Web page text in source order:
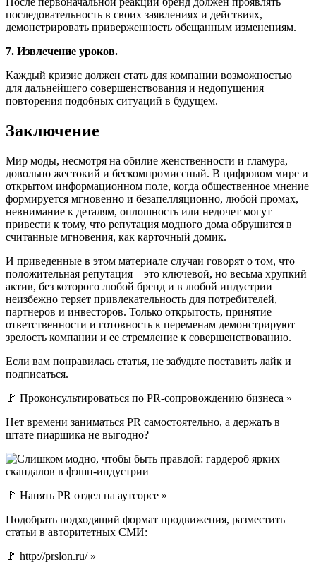
последовательность в своих заявлениях и действиях,
демонстрировать приверженность обещанным изменениям.
7. Извлечение уроков.
Каждый кризис должен стать для компании возможностью
для дальнейшего совершенствования и недопущения
повторения подобных ситуаций в будущем.
Заключение
Мир моды, несмотря на обилие женственности и гламура, –
довольно жестокий и бескомпромиссный. В цифровом мире и
открытом информационном поле, когда общественное мнение
формируется мгновенно и безапелляционно, любой промах,
невнимание к деталям, оплошность или недочет могут
привести к тому, что репутация модного дома обрушится в
считанные мгновения, как карточный домик.
И приведенные в этом материале случаи говорят о том, что
положительная репутация – это ключевой, но весьма хрупкий
актив, без которого любой бренд и в любой индустрии
неизбежно теряет привлекательность для потребителей,
партнеров и инвесторов. Только открытость, принятие
ответственности и готовность к переменам демонстрируют
зрелость компании и ее стремление к совершенствованию.
Если вам понравилась статья, не забудьте поставить лайк и
подписаться.
🚩 Проконсультироваться по PR-сопровождению бизнеса »
Нет времени заниматься PR самостоятельно, а держать в
штате пиарщика не выгодно?
🚩 Нанять PR отдел на аутсорсе »
Подобрать подходящий формат продвижения, разместить
статьи в авторитетных СМИ:
🚩 http://prslon.ru/ »